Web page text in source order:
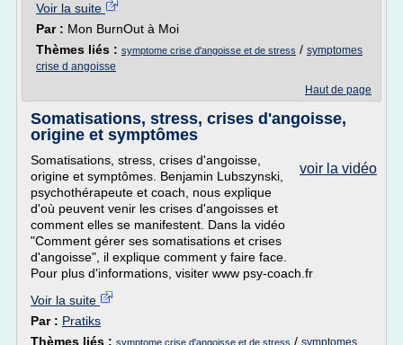
Voir la suite
Par : Mon BurnOut à Moi
Thèmes liés : symptome crise d'angoisse et de stress / symptomes
crise d angoisse
Haut de page
Somatisations, stress, crises d'angoisse,
origine et symptômes
voir la vidéo
Somatisations, stress, crises d'angoisse,
origine et symptômes. Benjamin Lubszynski,
psychothérapeute et coach, nous explique
d'où peuvent venir les crises d'angoisses et
comment elles se manifestent. Dans la vidéo
"Comment gérer ses somatisations et crises
d'angoisse", il explique comment y faire face.
Pour plus d'informations, visiter www psy-coach.fr
Voir la suite
Par : Pratiks
Thèmes liés : symptome crise d'angoisse et de stress / symptomes